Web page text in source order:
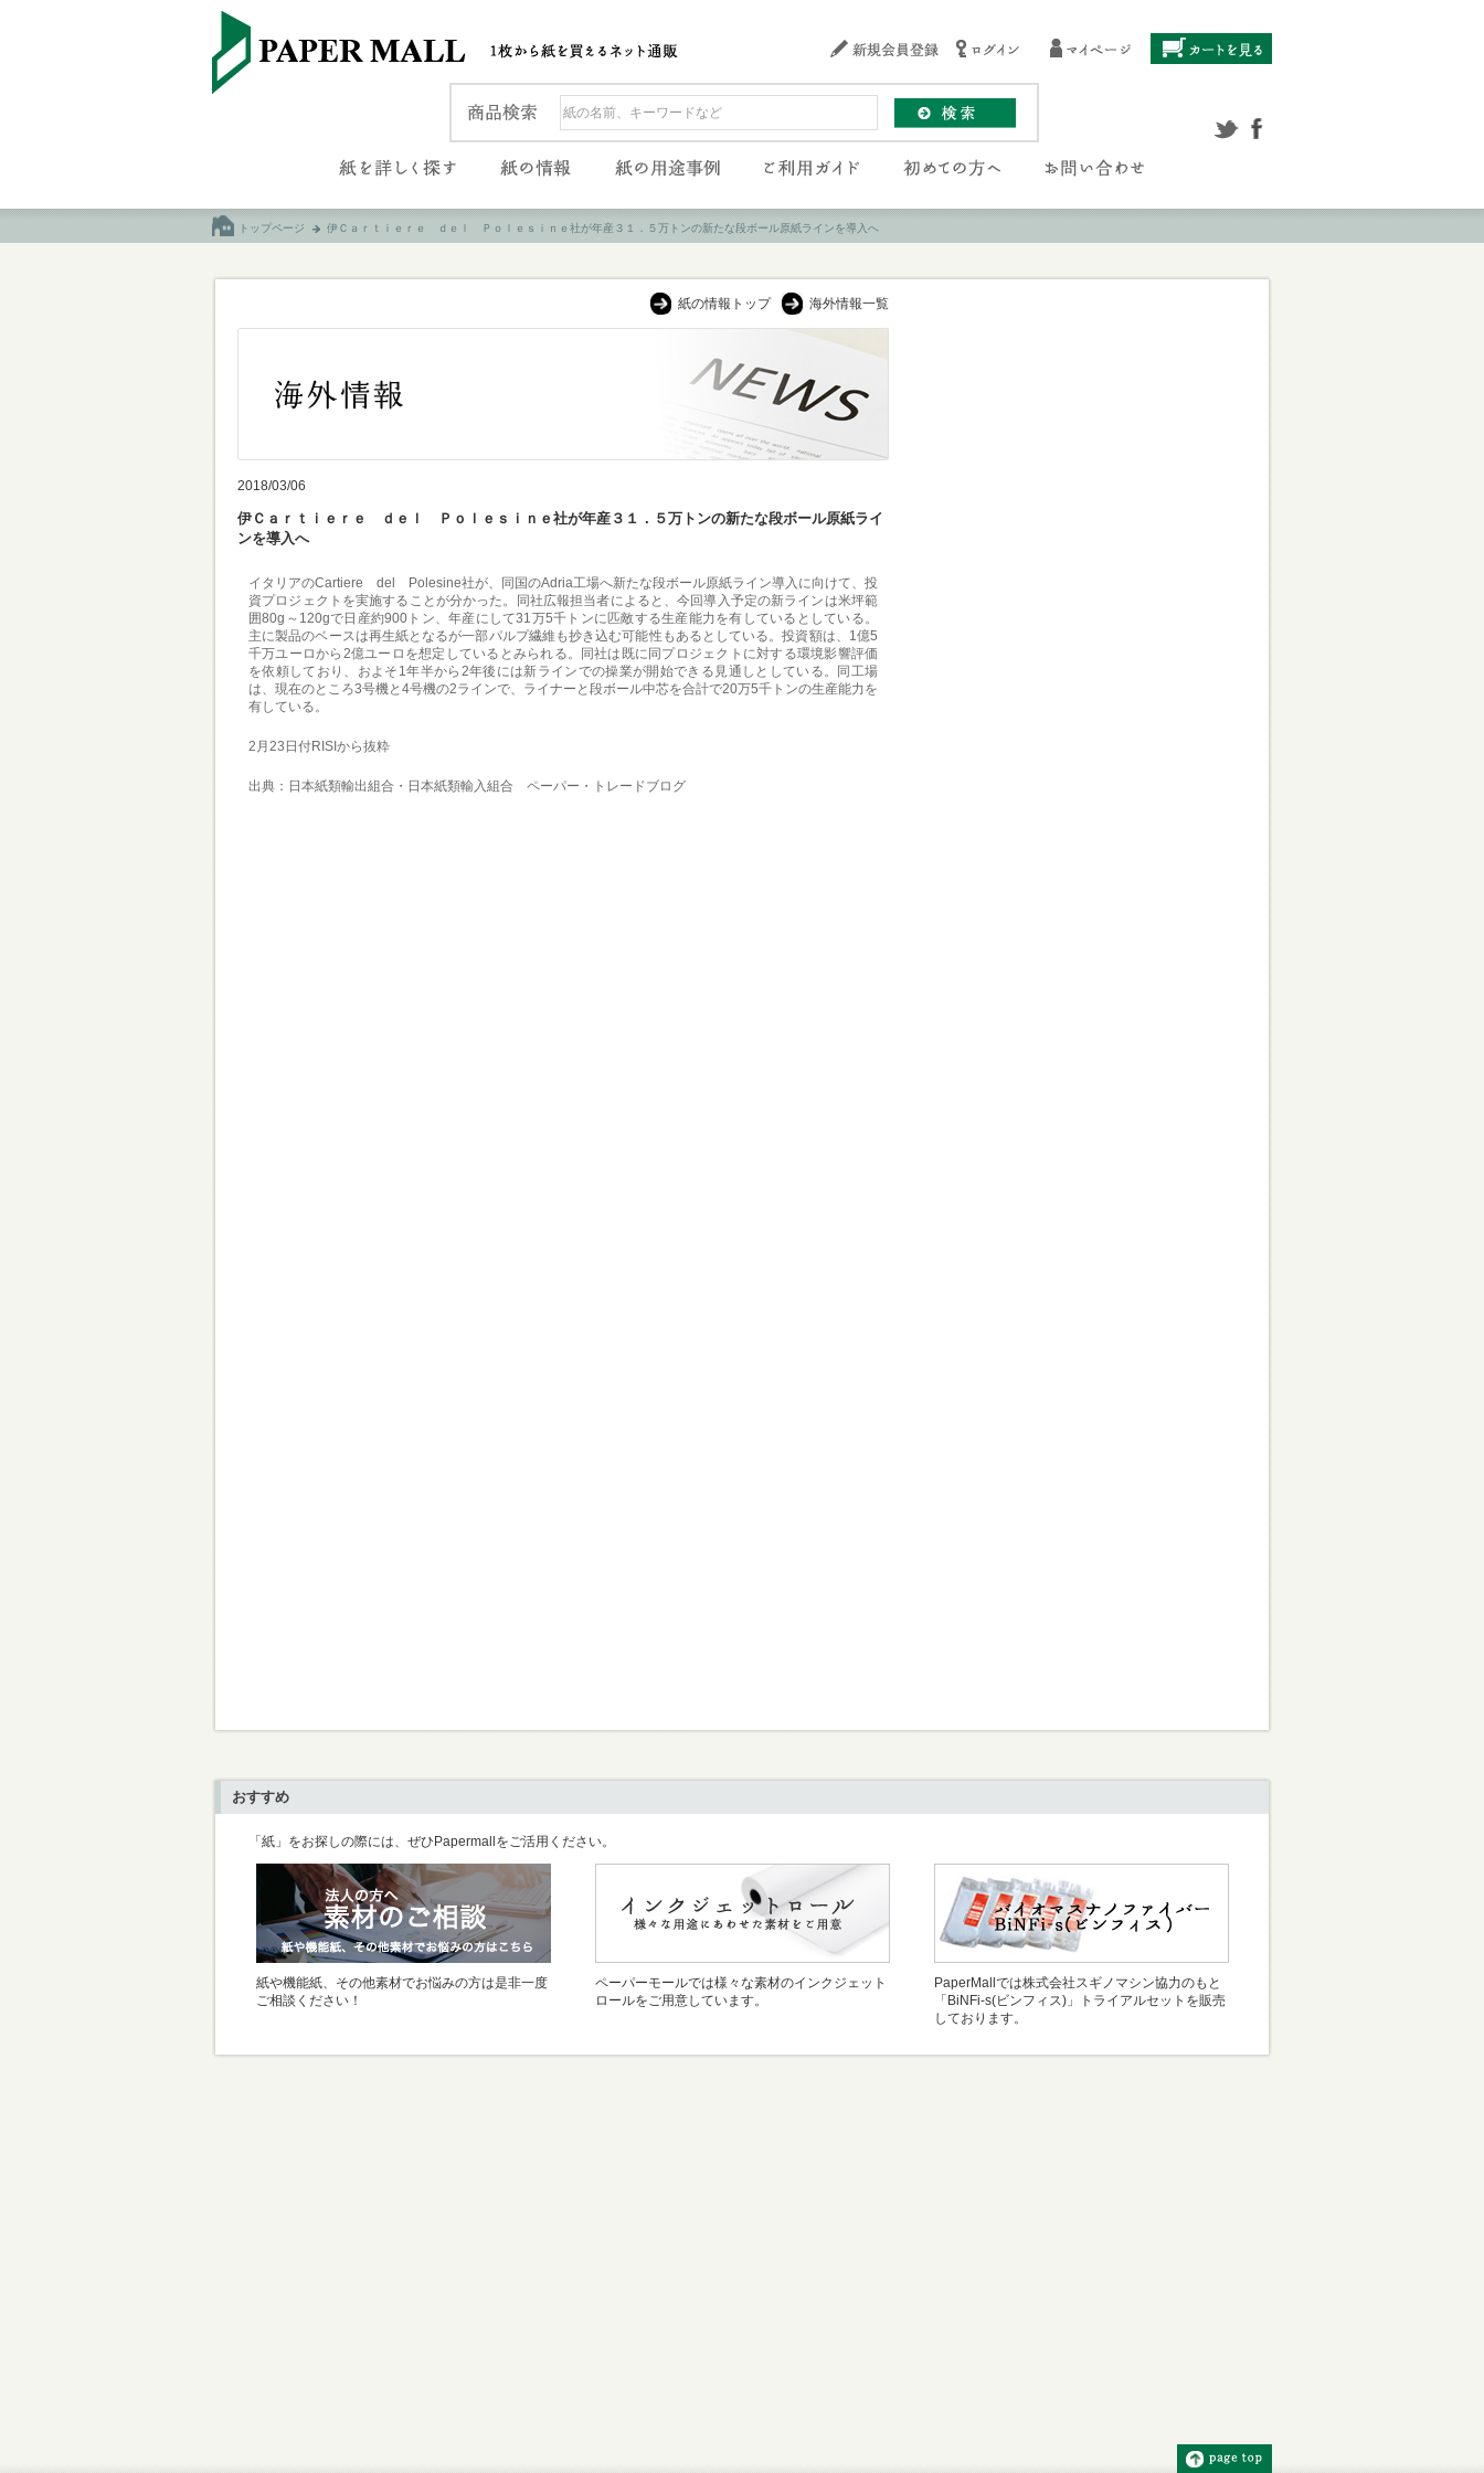
トップページ 伊Ｃａｒｔｉｅｒｅ ｄｅｌ Ｐｏｌｅｓｉｎｅ社が年産３１．５万トンの新たな段ボール原紙ラインを導入へ
紙の情報トップ 海外情報一覧
2018/03/06
伊Ｃａｒｔｉｅｒｅ ｄｅｌ Ｐｏｌｅｓｉｎｅ社が年産３１．５万トンの新たな段ボール原紙ライ
ンを導入へ
イタリアのCartiere del Polesine社が、同国のAdria工場へ新たな段ボール原紙ライン導入に向けて、投
資プロジェクトを実施することが分かった。同社広報担当者によると、今回導入予定の新ラインは米坪範
囲80g～120gで日産約900トン、年産にして31万5千トンに匹敵する生産能力を有しているとしている。
主に製品のベースは再生紙となるが一部パルプ繊維も抄き込む可能性もあるとしている。投資額は、1億5
千万ユーロから2億ユーロを想定しているとみられる。同社は既に同プロジェクトに対する環境影響評価
を依頼しており、およそ1年半から2年後には新ラインでの操業が開始できる見通しとしている。同工場
は、現在のところ3号機と4号機の2ラインで、ライナーと段ボール中芯を合計で20万5千トンの生産能力を
有している。
2月23日付RISIから抜粋
出典：日本紙類輸出組合・日本紙類輸入組合 ペーパー・トレードブログ
おすすめ
「紙」をお探しの際には、ぜひPapermallをご活用ください。
紙や機能紙、その他素材でお悩みの方は是非一度
ご相談ください！
ペーパーモールでは様々な素材のインクジェット
ロールをご用意しています。
PaperMallでは株式会社スギノマシン協力のもと
「BiNFi-s(ビンフィス)」トライアルセットを販売
しております。